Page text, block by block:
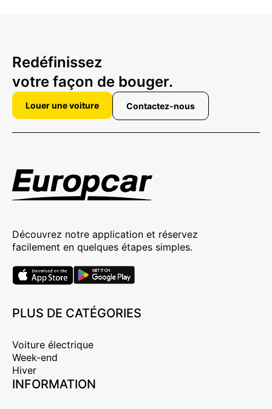
Redéfinissez
votre façon de bouger.
Louer une voiture Contactez-nous
Découvrez notre application et réservez
facilement en quelques étapes simples.
PLUS DE CATÉGORIES
Voiture électrique
Week-end
Hiver
INFORMATION